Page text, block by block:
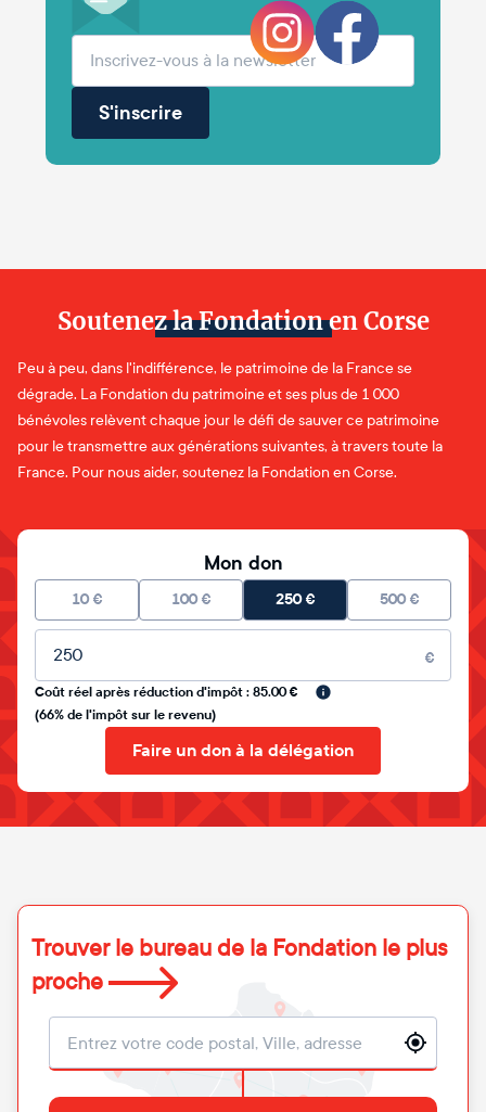
Votre adresse e-mail(obligatoire)
S'inscrire
Soutenez la Fondation en Corse
Peu à peu, dans l'indifférence, le patrimoine de la France se
dégrade. La Fondation du patrimoine et ses plus de 1 000
bénévoles relèvent chaque jour le défi de sauver ce patrimoine
pour le transmettre aux générations suivantes, à travers toute la
France. Pour nous aider, soutenez la Fondation en Corse.
Mon don
10 € 100 € 250€ 500 €
Montant libre
€
Coût réel après réduction d'impôt : 85.00 €
(66% de l'impôt sur le revenu)
Faire un don à la délégation
Trouver le bureau de la Fondation le plus
proche
Localisation